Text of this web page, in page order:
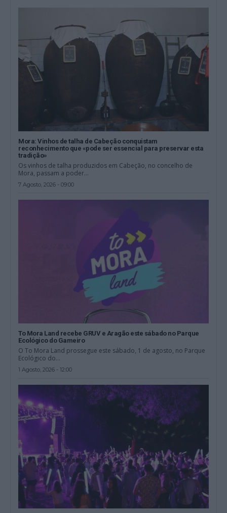
Mora: Vinhos de talha de Cabeção conquistam
reconhecimento que «pode ser essencial para preservar esta
tradição»
Os vinhos de talha produzidos em Cabeção, no concelho de
Mora, passam a poder...
7 Agosto, 2026 - 09:00
To Mora Land recebe GRUV e Aragão este sábado no Parque
Ecológico do Gameiro
O To Mora Land prossegue este sábado, 1 de agosto, no Parque
Ecológico do...
1 Agosto, 2026 - 12:00